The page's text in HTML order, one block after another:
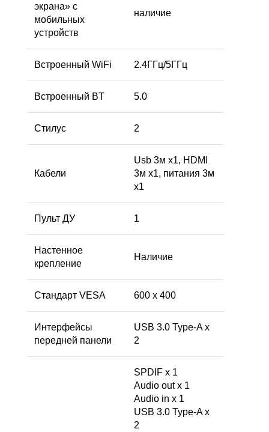
экрана» с
мобильных
устройств
наличие
Встроенный WiFi 2.4ГГц/5ГГц
Встроенный BT 5.0
Стилус 2
Кабели
Usb 3м x1, HDMI
3м x1, питания 3м
x1
Пульт ДУ 1
Настенное
крепление
Наличие
Стандарт VESA 600 х 400
Интерфейсы
передней панели
USB 3.0 Type-A x
2
SPDIF x 1
Audio out x 1
Audio in x 1
USB 3.0 Type-A x
2